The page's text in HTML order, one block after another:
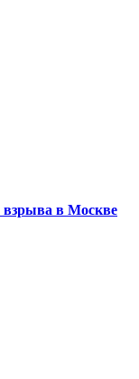
взрыва в Москве